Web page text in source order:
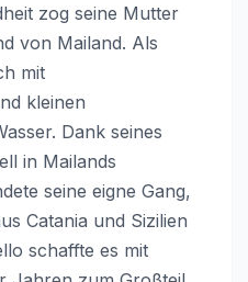
zog seine Mutter
von Mailand. Als
mit
kleinen
Dank seines
in Mailands
seine eigne Gang,
Catania und Sizilien
schaffte es mit